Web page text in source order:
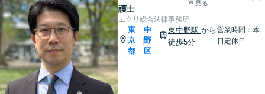
護士
見る
エクリ総合法律事務所
東
京
都
|
中
野
区
東中野駅 から
徒歩5分
営業時間：本
日定休日